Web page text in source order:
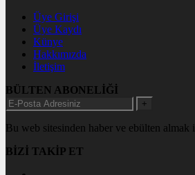
Üye Girişi
Üye Kaydı
Künye
Hakkımızda
İletişim
BÜLTEN ABONELİĞİ
+
Bu web sitesinden haber ve ebülten almak
BİZİ TAKİP ET